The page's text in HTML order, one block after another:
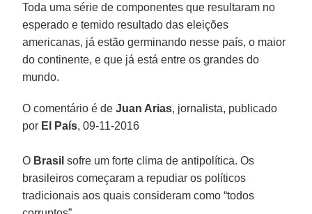
Toda uma série de componentes que resultaram no
esperado e temido resultado das eleições
americanas, já estão germinando nesse país, o maior
do continente, e que já está entre os grandes do
mundo.
O comentário é deJuan Arias, jornalista, publicado
por El País, 09-11-2016
O Brasil sofre um forte clima de antipolítica. Os
brasileiros começaram a repudiar os políticos
tradicionais aos quais consideram como “todos